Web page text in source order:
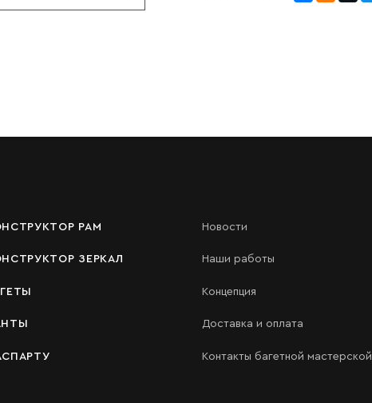
РАМ
ЗЕРКАЛ
Новости
Наши работы
Концепция
Доставка и оплата
Контакты багетной мастерской